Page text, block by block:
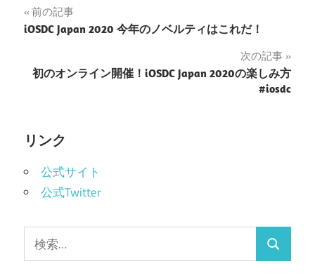
投
稿
ナ
ー
シ
ョ
ン
前の記事
iOSDC Japan 2020 今年のノベルティはこれだ！
次の記事
初のオンライン開催！iOSDC Japan 2020の楽しみ方
#iosdc
リンク
公式サイト
公式Twitter
索:
検